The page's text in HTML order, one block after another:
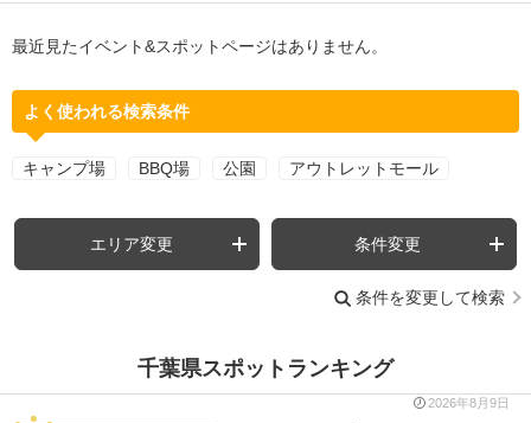
最近見たイベント&スポットページはありません。
よく使われる検索条件
キャンプ場 BBQ場 公園 アウトレットモール
エリア変更 条件変更
条件を変更して検索
千葉県スポットランキング
2026年8月9日